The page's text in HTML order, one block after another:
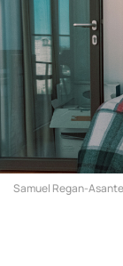
Samuel Regan-